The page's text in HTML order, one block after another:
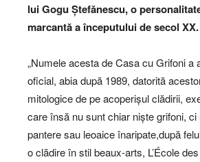
lui Gogu Ștefănescu, o
marcantă a începutului de secol XX.
„Numele acesta de Casa cu Grifoni a
oficial, abia după 1989, datorită
mitologice de pe acoperișul clădirii,
care însă nu sunt chiar niște grifoni,
pantere sau leoaice înaripate,după
o clădire în stil beaux-arts, L’École